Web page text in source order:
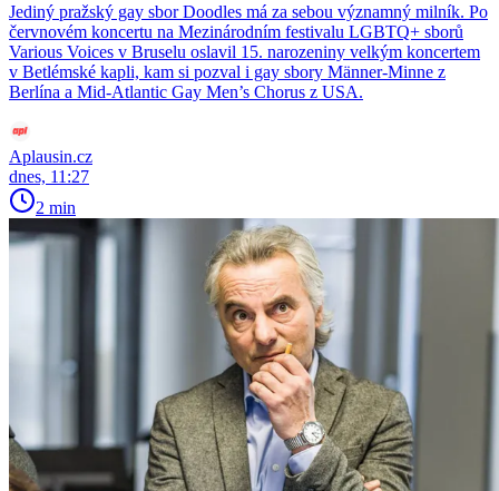
Jediný pražský gay sbor Doodles má za sebou významný milník. Po
červnovém koncertu na Mezinárodním festivalu LGBTQ+ sborů
Various Voices v Bruselu oslavil 15. narozeniny velkým koncertem
v Betlémské kapli, kam si pozval i gay sbory Männer-Minne z
Berlína a Mid-Atlantic Gay Men’s Chorus z USA.
Aplausin.cz
dnes, 11:27
2 min